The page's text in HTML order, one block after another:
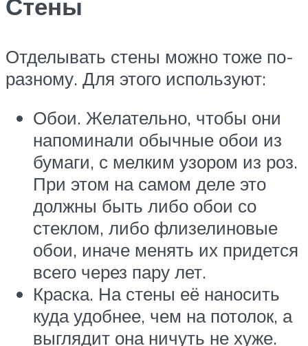
Отделывать стены можно тоже по-
разному. Для этого используют:
Обои. Желательно, чтобы они
напоминали обычные обои из
бумаги, с мелким узором из роз.
При этом на самом деле это
должны быть либо обои со
стеклом, либо флизелиновые
обои, иначе менять их придется
всего через пару лет.
Краска. На стены её наносить
куда удобнее, чем на потолок, а
выглядит она ничуть не хуже.